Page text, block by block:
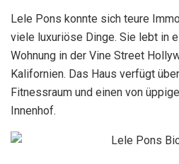
Lele Pons konnte sich teure
viele luxuriöse Dinge. Sie lebt in
Wohnung in der Vine Street
Kalifornien. Das Haus verfügt
Fitnessraum und einen von
Innenhof.